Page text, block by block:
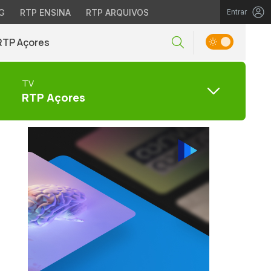
RTP ENSINA RTP ARQUIVOS Entrar
Açores
TV
RTP Açores